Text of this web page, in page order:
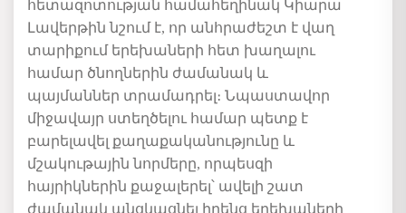
հետազոտության համահեղինակ Կիարա
Լավերթին նշում է, որ անհրաժեշտ է վաղ
տարիքում երեխաների հետ խաղալու
համար ծնողներին ժամանակ և
պայմաններ տրամադրել։ Նպաստավոր
միջավայր ստեղծելու համար պետք է
բարելավել քաղաքականությունը և
մշակութային նորմերը, որպեսզի
հայրիկներին քաջալերել՝ ավելի շատ
ժամանակ անցկացնել իրենց երեխաների